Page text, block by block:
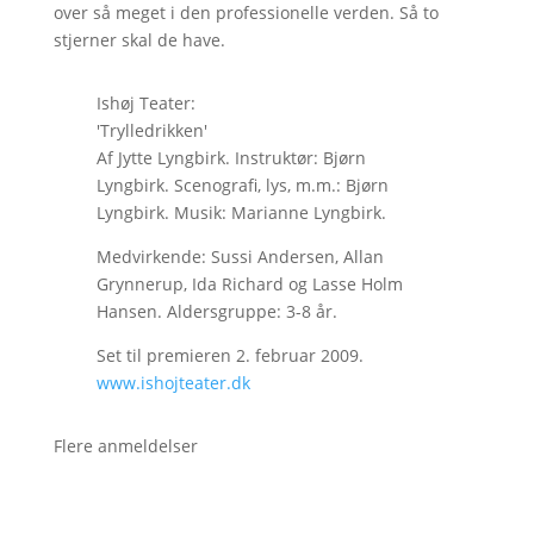
over så meget i den professionelle verden. Så to
stjerner skal de have.
Ishøj Teater:
'Trylledrikken'
Af Jytte Lyngbirk. Instruktør: Bjørn
Lyngbirk. Scenografi, lys, m.m.: Bjørn
Lyngbirk. Musik: Marianne Lyngbirk.
Medvirkende: Sussi Andersen, Allan
Grynnerup, Ida Richard og Lasse Holm
Hansen. Aldersgruppe: 3-8 år.
Set til premieren 2. februar 2009.
www.ishojteater.dk
Flere anmeldelser